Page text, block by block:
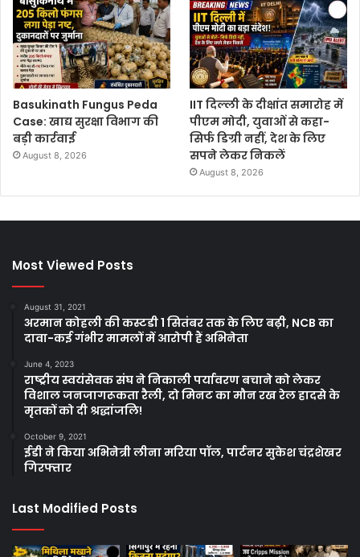
Basukinath Fungus Peda
Case: खाद्य सुरक्षा विभाग की
बड़ी कार्रवाई
August 8, 2026
IIT दिल्ली के दीक्षांत समारोह में
पीएम मोदी, युवाओं से कहा-
सिर्फ डिग्री नहीं, देश के लिए
सपने लेकर निकलें
August 8, 2026
Most Viewed Posts
August 31, 2021
अरमान कोहली की कस्टडी 1 सितंबर तक के लिए बढ़ी, NCB का
दावा-कई गंभीर मामलों में आरोपी हैं अभिनेता
June 4, 2023
राष्ट्रीय स्वयंसेवक संघ ने निकाली पर्यावरण बचाने को लेकर
विशाल जनजागरूकता रैली, दो मिनट का मौन रख रेल हादसे के
मृतकों को दी श्रद्धांजलि!
October 9, 2021
ईडी ने किया अभिनेत्री लीना मरिया पॉल, पार्टनर सुकेश चंद्रशेखर
गिरफ्तार
Last Modified Posts